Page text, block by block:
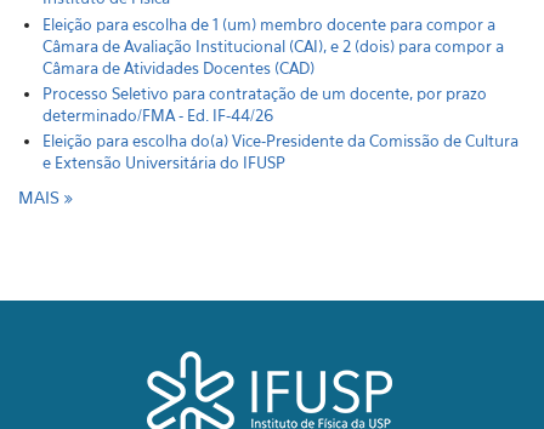
Eleição para escolha de 1 (um) membro docente para compor a
Câmara de Avaliação Institucional (CAI), e 2 (dois) para compor a
Câmara de Atividades Docentes (CAD)
Processo Seletivo para contratação de um docente, por prazo
determinado/FMA - Ed. IF-44/26
Eleição para escolha do(a) Vice-Presidente da Comissão de Cultura
e Extensão Universitária do IFUSP
MAIS